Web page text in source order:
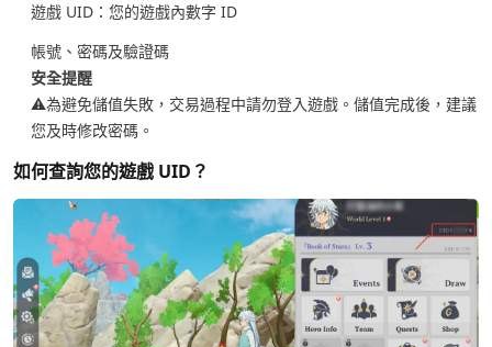
遊戲 UID：您的遊戲內數字 ID
帳號、密碼及驗證碼
安全提醒
⚠️為避免儲值失敗，交易過程中請勿登入遊戲。儲值完成後，建議
您及時修改密碼。
如何查詢您的遊戲 UID？